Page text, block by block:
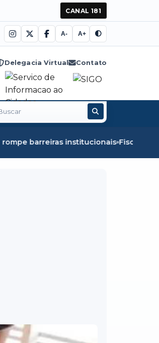
CANAL 181
A- A+
Delegacia Virtual Contato
Fiscalização em Óbidos